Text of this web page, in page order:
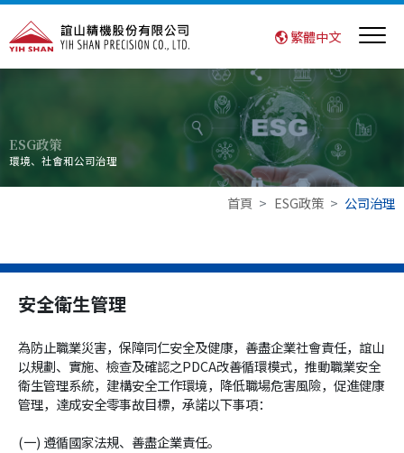
繁體中文
ESG政策
環境、社會和公司治理
首頁 ESG政策 公司治理
安全衛生管理
為防止職業災害，保障同仁安全及健康，善盡企業社會責任，誼山
以規劃、實施、檢查及確認之PDCA改善循環模式，推動職業安全
衛生管理系統，建構安全工作環境，降低職場危害風險，促進健康
管理，達成安全零事故目標，承諾以下事項：
(一) 遵循國家法規、善盡企業責任。